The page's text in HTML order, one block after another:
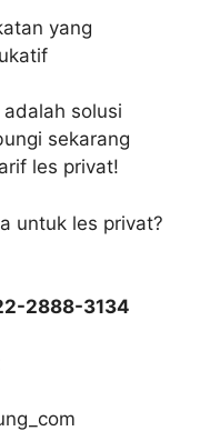
yang
adalah solusi
sekarang
les privat!
untuk les privat?
2888-3134